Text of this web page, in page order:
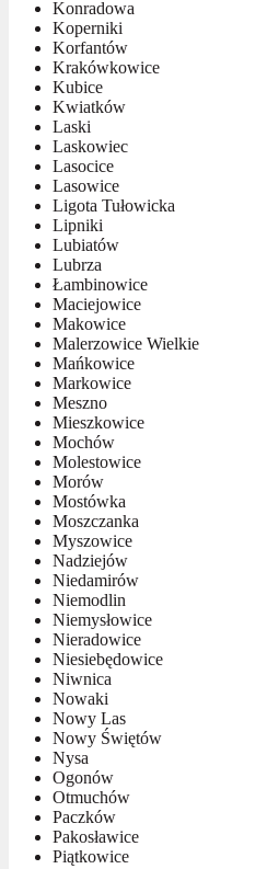
Konradowa
Koperniki
Korfantów
Krakówkowice
Kubice
Kwiatków
Laski
Laskowiec
Lasocice
Lasowice
Ligota Tułowicka
Lipniki
Lubiatów
Lubrza
Łambinowice
Maciejowice
Makowice
Malerzowice Wielkie
Mańkowice
Markowice
Meszno
Mieszkowice
Mochów
Molestowice
Morów
Mostówka
Moszczanka
Myszowice
Nadziejów
Niedamirów
Niemodlin
Niemysłowice
Nieradowice
Niesiebędowice
Niwnica
Nowaki
Nowy Las
Nowy Świętów
Nysa
Ogonów
Otmuchów
Paczków
Pakosławice
Piątkowice